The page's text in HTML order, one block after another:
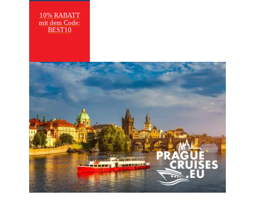
10% RABATT
mit dem Code:
BEST10